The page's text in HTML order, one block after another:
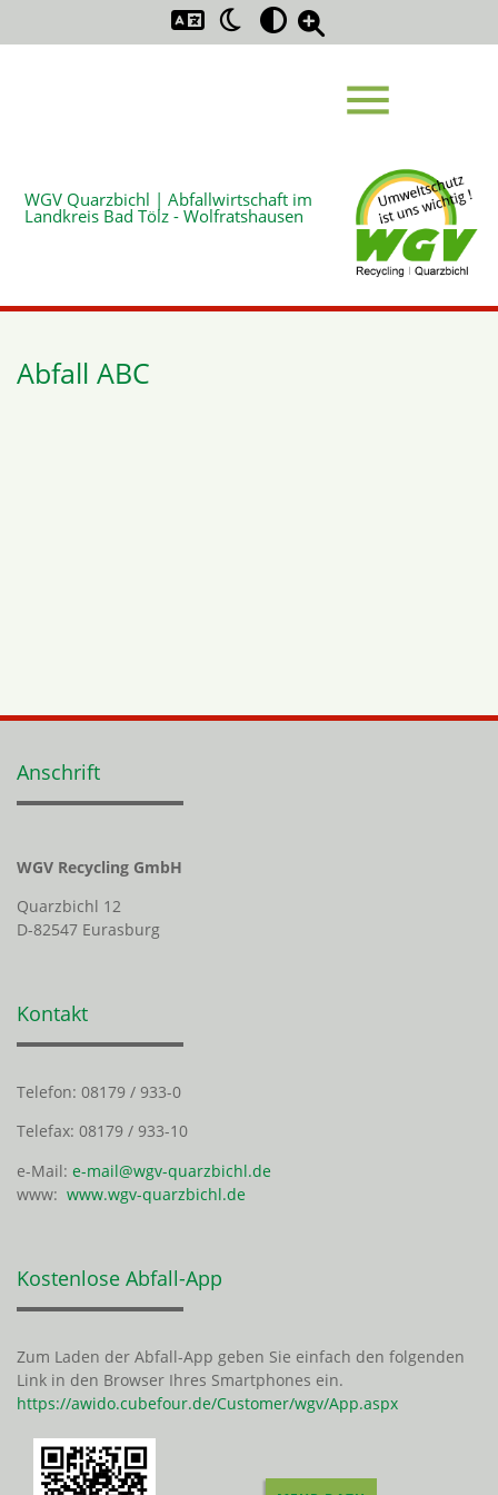
Suchbegriffe SUCHEN
menu
WGV Quarzbichl | Abfallwirtschaft im
Landkreis Bad Tölz - Wolfratshausen
Abfall ABC
Anschrift
WGV Recycling GmbH
Quarzbichl 12
D-82547 Eurasburg
Kontakt
Telefon: 08179 / 933-0
Telefax: 08179 / 933-10
e-Mail: e-mail@wgv-quarzbichl.de
www: www.wgv-quarzbichl.de
Kostenlose Abfall-App
Zum Laden der Abfall-App geben Sie einfach den folgenden
Link in den Browser Ihres Smartphones ein.
https://awido.cubefour.de/Customer/wgv/App.aspx